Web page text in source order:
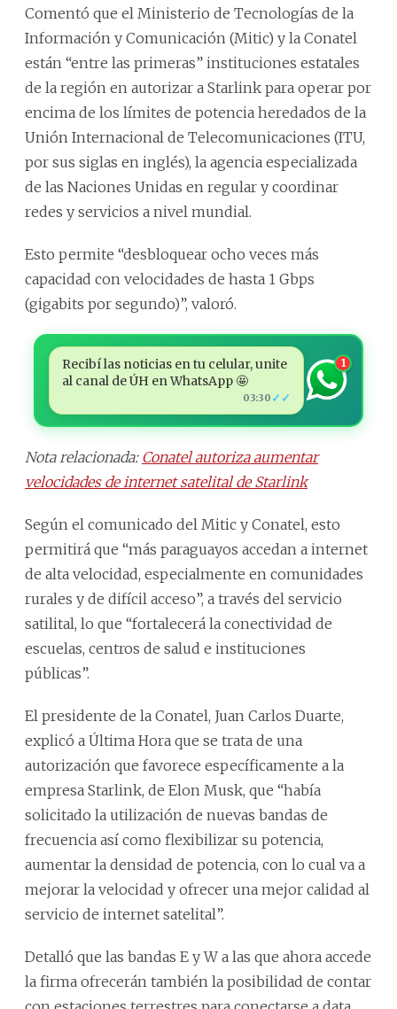
Comentó que el Ministerio de Tecnologías de la
Información y Comunicación (Mitic) y la Conatel
están “entre las primeras” instituciones estatales
de la región en autorizar a Starlink para operar por
encima de los límites de potencia heredados de la
Unión Internacional de Telecomunicaciones (ITU,
por sus siglas en inglés), la agencia especializada
de las Naciones Unidas en regular y coordinar
redes y servicios a nivel mundial.
Esto permite “desbloquear ocho veces más
capacidad con velocidades de hasta 1 Gbps
(gigabits por segundo)”, valoró.
Recibí las noticias en tu celular, unite
al canal de ÚH en WhatsApp 🤩
03:30 ✓✓
1
Nota relacionada: Conatel autoriza aumentar
velocidades de internet satelital de Starlink
Según el comunicado del Mitic y Conatel, esto
permitirá que “más paraguayos accedan a internet
de alta velocidad, especialmente en comunidades
rurales y de difícil acceso”, a través del servicio
satilital, lo que “fortalecerá la conectividad de
escuelas, centros de salud e instituciones
públicas”.
El presidente de la Conatel, Juan Carlos Duarte,
explicó a Última Hora que se trata de una
autorización que favorece específicamente a la
empresa Starlink, de Elon Musk, que “había
solicitado la utilización de nuevas bandas de
frecuencia así como flexibilizar su potencia,
aumentar la densidad de potencia, con lo cual va a
mejorar la velocidad y ofrecer una mejor calidad al
servicio de internet satelital”.
Detalló que las bandas E y W a las que ahora accede
la firma ofrecerán también la posibilidad de contar